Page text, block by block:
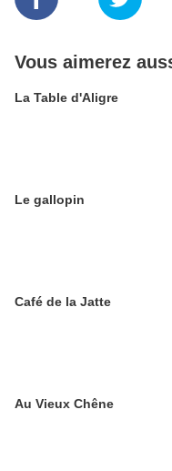
Vous aimerez
La Table d'Aligre
Le gallopin
Café de la Jatte
Au Vieux Chêne